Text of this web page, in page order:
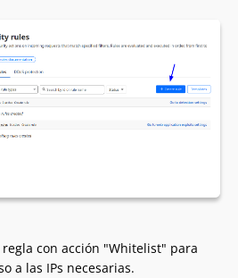
con acción "Whitelist" para
a las IPs necesarias.